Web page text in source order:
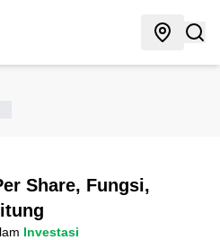
Share, Fungsi,
Investasi